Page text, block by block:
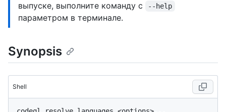
выпуске, выполните команду с
--help
параметром в терминале.
Synopsis
Shell